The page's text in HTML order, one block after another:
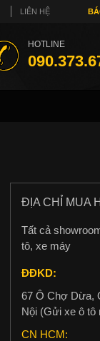
LIÊN HỆ
HOTLINE
ĐỊA CHỈ MUA
Tất cả
tô, xe máy
ĐĐKD:
67 Ô Chợ Dừa,
Nội (Gửi xe ô tô
CN HCM: